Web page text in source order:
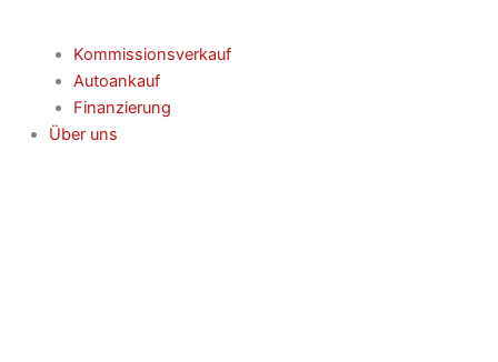
Kommissionsverkauf
Autoankauf
Finanzierung
Über uns